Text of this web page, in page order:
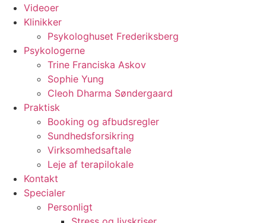
Videoer
Klinikker
Psykologhuset Frederiksberg
Psykologerne
Trine Franciska Askov
Sophie Yung
Cleoh Dharma Søndergaard
Praktisk
Booking og afbudsregler
Sundhedsforsikring
Virksomhedsaftale
Leje af terapilokale
Kontakt
Specialer
Personligt